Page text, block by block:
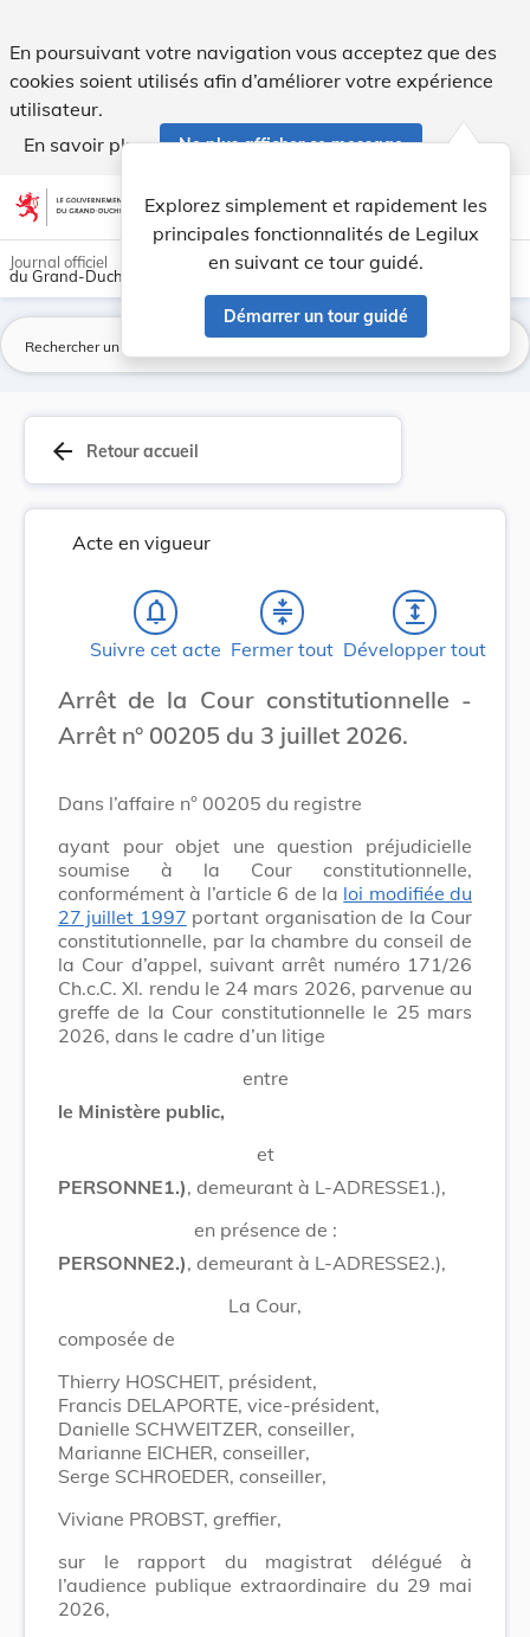
En poursuivant votre navigation vous acceptez que des
cookies soient utilisés afin d’améliorer votre expérience
utilisateur.
En savoir plus
Ne plus afficher ce message
Aller au contenu account_circle help Aide
Explorez simplement et rapidement les
principales fonctionnalités de Legilux
en suivant ce tour guidé.
Démarrer un tour guidé
light_mode dark_mode
Journal officiel
du Grand-Duché de Luxembourg
arrow_back Retour accueil
Acte en vigueur
notifications_none
Suivre cet acte
compress
Fermer tout
expand
Développer tout
Arrêt de la Cour constitutionnelle -
Arrêt n° 00205 du 3 juillet 2026.
Dans l’affaire n° 00205 du registre
ayant pour objet une question préjudicielle
soumise à la Cour constitutionnelle,
conformément à l’article 6 de la loi modifiée du
27 juillet 1997 portant organisation de la Cour
constitutionnelle, par la chambre du conseil de
la Cour d’appel, suivant arrêt numéro 171/26
Ch.c.C. XI. rendu le 24 mars 2026, parvenue au
greffe de la Cour constitutionnelle le 25 mars
2026, dans le cadre d’un litige
entre
le Ministère public,
et
PERSONNE1.), demeurant à L-ADRESSE1.),
en présence de :
PERSONNE2.), demeurant à L-ADRESSE2.),
La Cour,
composée de
Thierry HOSCHEIT, président,
Francis DELAPORTE, vice-président,
Danielle SCHWEITZER, conseiller,
Marianne EICHER, conseiller,
Serge SCHROEDER, conseiller,
Viviane PROBST, greffier,
sur le rapport du magistrat délégué à
l’audience publique extraordinaire du 29 mai
2026,